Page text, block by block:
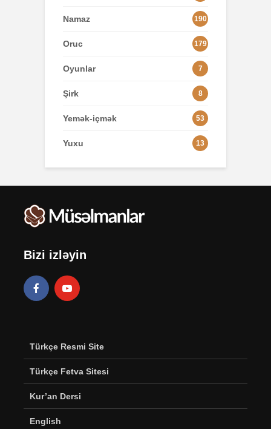
Namaz 190
Oruc 179
Oyunlar 7
Şirk 8
Yemək-içmək 53
Yuxu 13
Bizi izləyin
Türkçe Resmi Site
Türkçe Fetva Sitesi
Kur’an Dersi
English